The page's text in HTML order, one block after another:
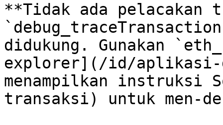
**Tidak ada pelacakan
didukung. Gunakan
explorer](/id/aplikasi-
menampilkan instruksi
transaksi) untuk men-